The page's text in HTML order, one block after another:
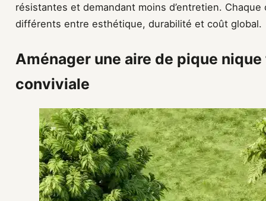
résistantes et demandant moins d’entretien.
différents entre esthétique, durabilité et coût global.
Aménager une aire de pique
conviviale